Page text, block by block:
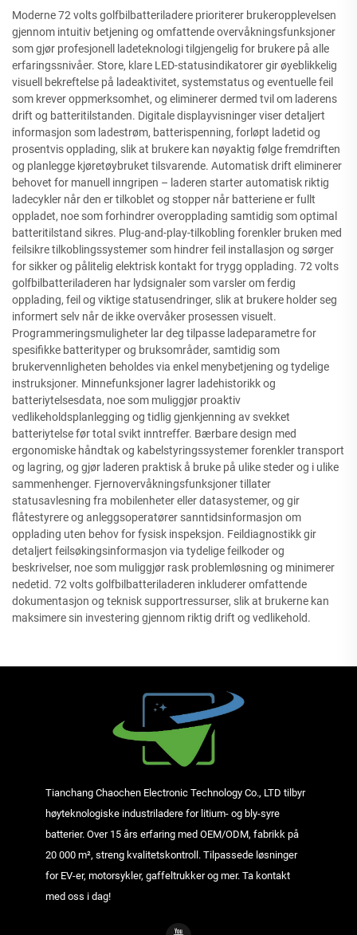
Moderne 72 volts golfbilbatteriladere prioriterer brukeropplevelsen
gjennom intuitiv betjening og omfattende overvåkningsfunksjoner
som gjør profesjonell ladeteknologi tilgjengelig for brukere på alle
erfaringssnivåer. Store, klare LED-statusindikatorer gir øyeblikkelig
visuell bekreftelse på ladeaktivitet, systemstatus og eventuelle feil
som krever oppmerksomhet, og eliminerer dermed tvil om laderens
drift og batteritilstanden. Digitale displayvisninger viser detaljert
informasjon som ladestrøm, batterispenning, forløpt ladetid og
prosentvis opplading, slik at brukere kan nøyaktig følge fremdriften
og planlegge kjøretøybruket tilsvarende. Automatisk drift eliminerer
behovet for manuell inngripen – laderen starter automatisk riktig
ladecykler når den er tilkoblet og stopper når batteriene er fullt
oppladet, noe som forhindrer overopplading samtidig som optimal
batteritilstand sikres. Plug-and-play-tilkobling forenkler bruken med
feilsikre tilkoblingssystemer som hindrer feil installasjon og sørger
for sikker og pålitelig elektrisk kontakt for trygg opplading. 72 volts
golfbilbatteriladeren har lydsignaler som varsler om ferdig
opplading, feil og viktige statusendringer, slik at brukere holder seg
informert selv når de ikke overvåker prosessen visuelt.
Programmeringsmuligheter lar deg tilpasse ladeparametre for
spesifikke batterityper og bruksområder, samtidig som
brukervennligheten beholdes via enkel menybetjening og tydelige
instruksjoner. Minnefunksjoner lagrer ladehistorikk og
batteriytelsesdata, noe som muliggjør proaktiv
vedlikeholdsplanlegging og tidlig gjenkjenning av svekket
batteriytelse før total svikt inntreffer. Bærbare design med
ergonomiske håndtak og kabelstyringssystemer forenkler transport
og lagring, og gjør laderen praktisk å bruke på ulike steder og i ulike
sammenhenger. Fjernovervåkningsfunksjoner tillater
statusavlesning fra mobilenheter eller datasystemer, og gir
flåtestyrere og anleggsoperatører sanntidsinformasjon om
opplading uten behov for fysisk inspeksjon. Feildiagnostikk gir
detaljert feilsøkingsinformasjon via tydelige feilkoder og
beskrivelser, noe som muliggjør rask problemløsning og minimerer
nedetid. 72 volts golfbilbatteriladeren inkluderer omfattende
dokumentasjon og teknisk supportressurser, slik at brukerne kan
maksimere sin investering gjennom riktig drift og vedlikehold.
Tianchang Chaochen Electronic Technology Co., LTD tilbyr
høyteknologiske industriladere for litium- og bly-syre
batterier. Over 15 års erfaring med OEM/ODM, fabrikk på
20 000 m², streng kvalitetskontroll. Tilpassede løsninger
for EV-er, motorsykler, gaffeltrukker og mer. Ta kontakt
med oss i dag!